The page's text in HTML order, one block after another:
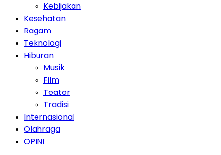
Kebijakan
Kesehatan
Ragam
Teknologi
Hiburan
Musik
Film
Teater
Tradisi
Internasional
Olahraga
OPINI